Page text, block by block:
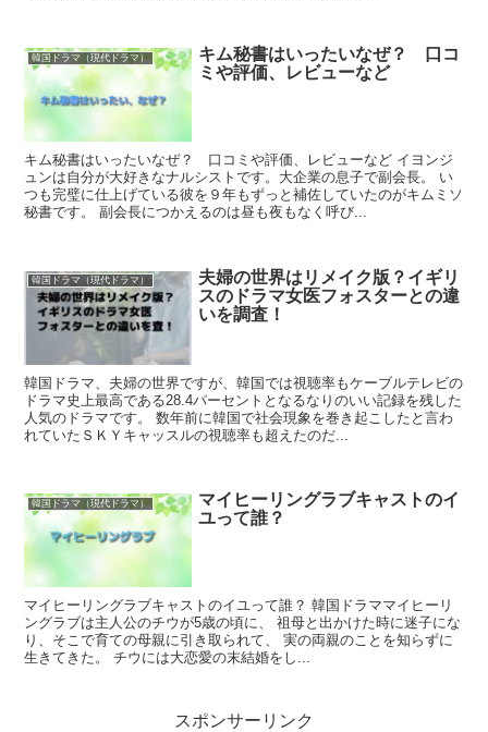
韓国ドラマ（現代ドラマ）
キム秘書はいったいなぜ？ 口コ
ミや評価、レビューなど
キム秘書はいったいなぜ？ 口コミや評価、レビューなど イヨンジ
ュンは自分が大好きなナルシストです。大企業の息子で副会長。 い
つも完璧に仕上げている彼を９年もずっと補佐していたのがキムミソ
秘書です。 副会長につかえるのは昼も夜もなく呼び...
韓国ドラマ（現代ドラマ）
夫婦の世界はリメイク版？イギリ
スのドラマ女医フォスターとの違
いを調査！
韓国ドラマ、夫婦の世界ですが、韓国では視聴率もケーブルテレビの
ドラマ史上最高である28.4パーセントとなるなりのいい記録を残した
人気のドラマです。 数年前に韓国で社会現象を巻き起こしたと言わ
れていたＳＫＹキャッスルの視聴率も超えたのだ...
韓国ドラマ（現代ドラマ）
マイヒーリングラブキャストのイ
ユって誰？
マイヒーリングラブキャストのイユって誰？ 韓国ドラママイヒーリ
ングラブは主人公のチウが5歳の頃に、 祖母と出かけた時に迷子にな
り、そこで育ての母親に引き取られて、 実の両親のことを知らずに
生きてきた。 チウには大恋愛の末結婚をし...
スポンサーリンク